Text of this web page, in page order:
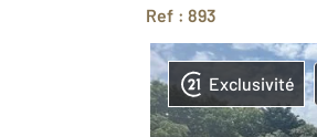
Ref : 893
Exclusivité